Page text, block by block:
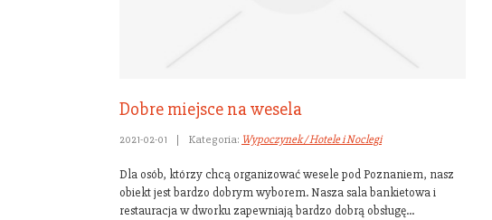
Dobre miejsce na wesela
2021-02-01 | Kategoria: Wypoczynek / Hotele i Noclegi
Dla osób, którzy chcą organizować wesele pod Poznaniem, nasz
obiekt jest bardzo dobrym wyborem. Nasza sala bankietowa i
restauracja w dworku zapewniają bardzo dobrą obsługę...